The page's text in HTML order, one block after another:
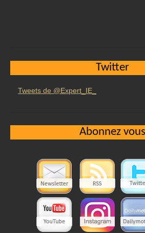
Twitter
Tweets de @Expert_IE_
Abonnez vous